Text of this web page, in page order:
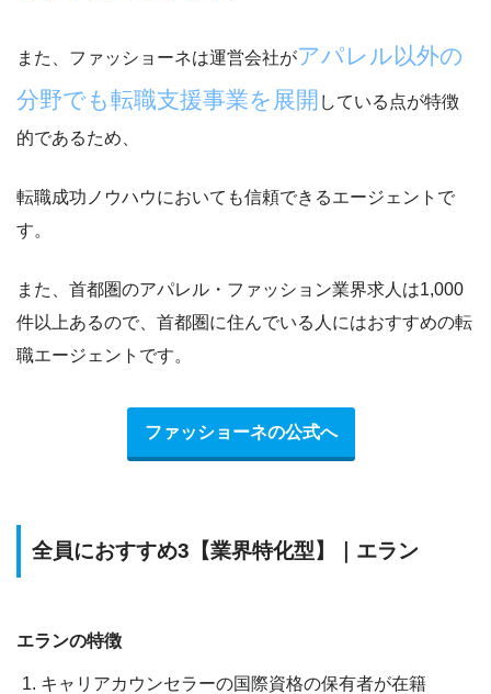
また、ファッショーネは運営会社がアパレル以外の
分野でも転職支援事業を展開 している点が特徴
的であるため、
転職成功ノウハウにおいても信頼できるエージェントで
す。
また、 首都圏のアパレル・ファッション業界求人は1,000
件以上あるので、首都圏に住んでいる人にはおすすめの転
職エージェント です。
ファッショーネの公式へ
全員におすすめ3【業界特化型】｜エラン
エランの特徴
キャリアカウンセラーの国際資格の保有者が在籍